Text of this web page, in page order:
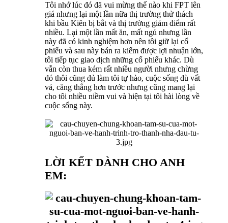
Tôi nhớ lúc đó đã vui mừng thế nào khi FPT lên
giá nhưng lại một lần nữa thị trường thử thách
khi bầu Kiên bị bắt và thị trường giảm điểm rất
nhiều. Lại một lần mất ăn, mất ngủ nhưng lần
này đã có kinh nghiệm hơn nên tôi giữ lại cổ
phiếu và sau này bán ra kiếm được lợi nhuận lớn,
tôi tiếp tục giao dịch những cổ phiếu khác. Dù
vẫn còn thua kém rất nhiều người nhưng chừng
đó thôi cũng đủ làm tôi tự hào, cuộc sống dù vất
vả, căng thẳng hơn trước nhưng cũng mang lại
cho tôi nhiều niềm vui và hiện tại tôi hài lòng về
cuộc sống này.
LỜI KẾT DÀNH CHO ANH
EM: